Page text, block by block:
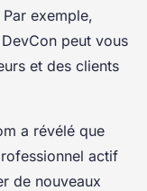
exemple,
DevCon peut vous
et des clients
a révélé que
actif
de nouveaux